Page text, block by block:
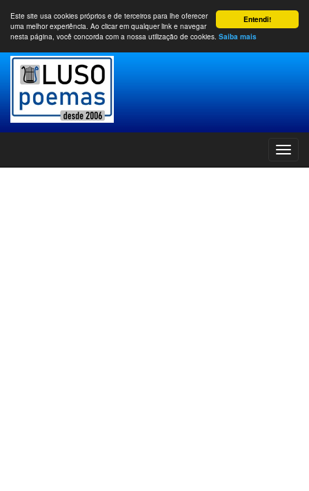
Entendi!
Este site usa cookies próprios e de terceiros para lhe oferecer
uma melhor experiência. Ao clicar em qualquer link e navegar
nesta página, você concorda com a nossa utilização de cookies. Saiba mais